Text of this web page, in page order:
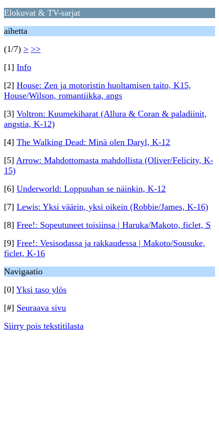
Elokuvat & TV-sarjat
aihetta
(1/7) > >>
[1] Info
[2] House: Zen ja motoristin huoltamisen taito, K15,
House/Wilson, romantiikka, angs
[3] Voltron: Kuumekiharat (Allura & Coran & paladiinit,
angstia, K-12)
[4] The Walking Dead: Minä olen Daryl, K-12
[5] Arrow: Mahdottomasta mahdollista (Oliver/Felicity, K-
15)
[6] Underworld: Loppuuhan se näinkin, K-12
[7] Lewis: Yksi väärin, yksi oikein (Robbie/James, K-16)
[8] Free!: Sopeutuneet toisiinsa | Haruka/Makoto, ficlet, S
[9] Free!: Vesisodassa ja rakkaudessa | Makoto/Sousuke,
ficlet, K-16
Navigaatio
[0] Yksi taso ylös
[#] Seuraava sivu
Siirry pois tekstitilasta